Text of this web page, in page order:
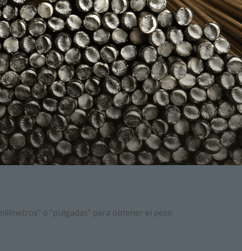
o "pulgadas" para obtener el peso